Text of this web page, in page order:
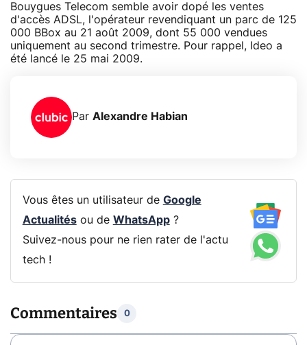
Bouygues Telecom semble avoir dopé les ventes
d'accès ADSL, l'opérateur revendiquant un parc de 125
000 BBox au 21 août 2009, dont 55 000 vendues
uniquement au second trimestre. Pour rappel, Ideo a
été lancé le 25 mai 2009.
Par Alexandre Habian
Vous êtes un utilisateur de Google
Actualitésou de WhatsApp?
Suivez-nous pour ne rien rater de l'actu
tech !
Commentaires 0